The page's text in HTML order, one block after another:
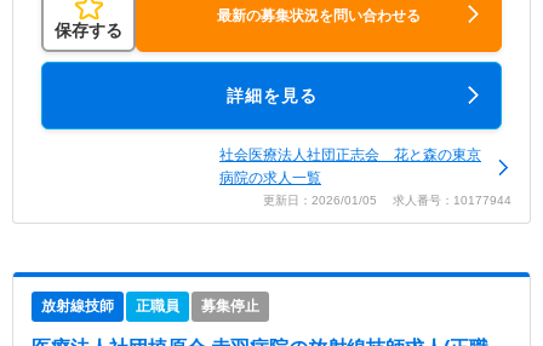
保存する
最新の募集状況を問い合わせる
詳細を見る
社会医療法人社団正志会 花と森の東京
病院の求人一覧
更新日：2026/01/05 求人番号：10177944
放射線技師 正職員 募集停止